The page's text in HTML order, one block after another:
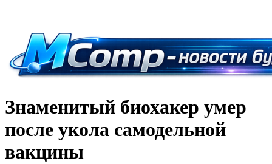
Знаменитый биохакер умер
после укола самодельной
вакцины